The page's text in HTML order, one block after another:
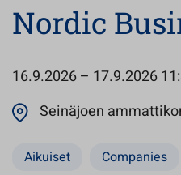
Nordic
16.9.2026 – 17.9.2026
Seinäjoen
Aikuiset Companies